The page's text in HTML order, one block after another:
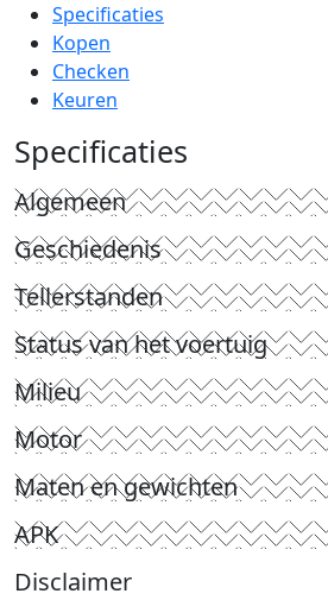
Specificaties
Kopen
Checken
Keuren
Specificaties
Algemeen
Geschiedenis
Tellerstanden
Status van het voertuig
Milieu
Motor
Maten en gewichten
APK
Disclaimer